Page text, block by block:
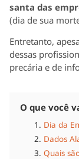
santa das
(dia de sua
Entretanto,
dessas
precária e de
O que você
Dia da
Dados
Quais